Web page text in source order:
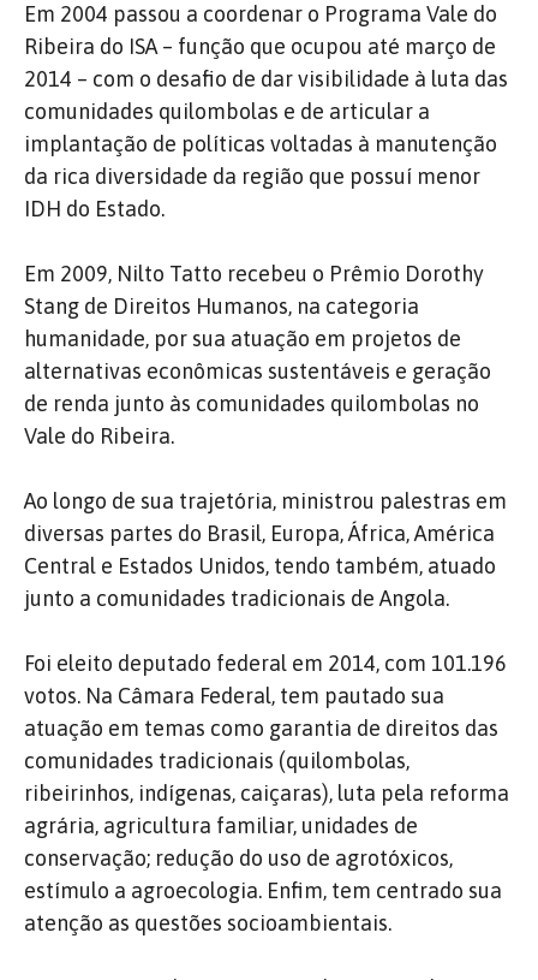
Em 2004 passou a coordenar o Programa Vale do
Ribeira do ISA – função que ocupou até março de
2014 – com o desafio de dar visibilidade à luta das
comunidades quilombolas e de articular a
implantação de políticas voltadas à manutenção
da rica diversidade da região que possuí menor
IDH do Estado.
Em 2009, Nilto Tatto recebeu o Prêmio Dorothy
Stang de Direitos Humanos, na categoria
humanidade, por sua atuação em projetos de
alternativas econômicas sustentáveis e geração
de renda junto às comunidades quilombolas no
Vale do Ribeira.
Ao longo de sua trajetória, ministrou palestras em
diversas partes do Brasil, Europa, África, América
Central e Estados Unidos, tendo também, atuado
junto a comunidades tradicionais de Angola.
Foi eleito deputado federal em 2014, com 101.196
votos. Na Câmara Federal, tem pautado sua
atuação em temas como garantia de direitos das
comunidades tradicionais (quilombolas,
ribeirinhos, indígenas, caiçaras), luta pela reforma
agrária, agricultura familiar, unidades de
conservação; redução do uso de agrotóxicos,
estímulo a agroecologia. Enfim, tem centrado sua
atenção as questões socioambientais.